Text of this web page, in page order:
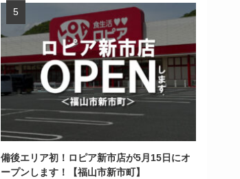
備後エリア初！ロピア新市店が5月15日にオ
ープンします！【福山市新市町】